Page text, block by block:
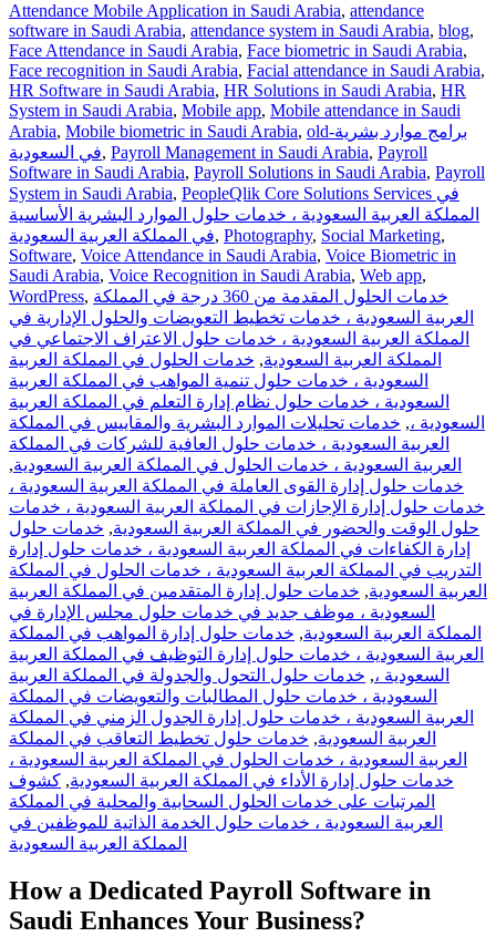
Attendance Mobile Application in Saudi Arabia, attendance
software in Saudi Arabia, attendance system in Saudi Arabia, blog,
Face Attendance in Saudi Arabia, Face biometric in Saudi Arabia,
Face recognition in Saudi Arabia, Facial attendance in Saudi Arabia,
HR Software in Saudi Arabia, HR Solutions in Saudi Arabia, HR
System in Saudi Arabia, Mobile app, Mobile attendance in Saudi
Arabia, Mobile biometric in Saudi Arabia, old-برامج موارد بشرية
في السعودية, Payroll Management in Saudi Arabia, Payroll
Software in Saudi Arabia, Payroll Solutions in Saudi Arabia, Payroll
System in Saudi Arabia, PeopleQlik Core Solutions Services في
المملكة العربية السعودية ، خدمات حلول الموارد البشرية الأساسية
في المملكة العربية السعودية, Photography, Social Marketing,
Software, Voice Attendance in Saudi Arabia, Voice Biometric in
Saudi Arabia, Voice Recognition in Saudi Arabia, Web app,
WordPress, خدمات الحلول المقدمة من 360 درجة في المملكة
العربية السعودية ، خدمات تخطيط التعويضات والحلول الإدارية في
المملكة العربية السعودية ، خدمات حلول الاعتراف الاجتماعي في
المملكة العربية السعودية, خدمات الحلول في المملكة العربية
السعودية ، خدمات حلول تنمية المواهب في المملكة العربية
السعودية ، خدمات حلول نظام إدارة التعلم في المملكة العربية
السعودية ،, خدمات تحليلات الموارد البشرية والمقاييس في المملكة
العربية السعودية ، خدمات حلول العافية للشركات في المملكة
العربية السعودية ، خدمات الحلول في المملكة العربية السعودية,
خدمات حلول إدارة القوى العاملة في المملكة العربية السعودية ،
خدمات حلول إدارة الإجازات في المملكة العربية السعودية ، خدمات
حلول الوقت والحضور في المملكة العربية السعودية, خدمات حلول
إدارة الكفاءات في المملكة العربية السعودية ، خدمات حلول إدارة
التدريب في المملكة العربية السعودية ، خدمات الحلول في المملكة
العربية السعودية, خدمات حلول إدارة المتقدمين في المملكة العربية
السعودية ، موظف جديد في خدمات حلول مجلس الإدارة في
المملكة العربية السعودية, خدمات حلول إدارة المواهب في المملكة
العربية السعودية ، خدمات حلول إدارة التوظيف في المملكة العربية
السعودية ،, خدمات حلول التحول والجدولة في المملكة العربية
السعودية ، خدمات حلول المطالبات والتعويضات في المملكة
العربية السعودية ، خدمات حلول إدارة الجدول الزمني في المملكة
العربية السعودية, خدمات حلول تخطيط التعاقب في المملكة
العربية السعودية ، خدمات الحلول في المملكة العربية السعودية ،
خدمات حلول إدارة الأداء في المملكة العربية السعودية, كشوف
المرتبات على خدمات الحلول السحابية والمحلية في المملكة
العربية السعودية ، خدمات حلول الخدمة الذاتية للموظفين في
المملكة العربية السعودية
How a Dedicated Payroll Software in
Saudi Enhances Your Business?